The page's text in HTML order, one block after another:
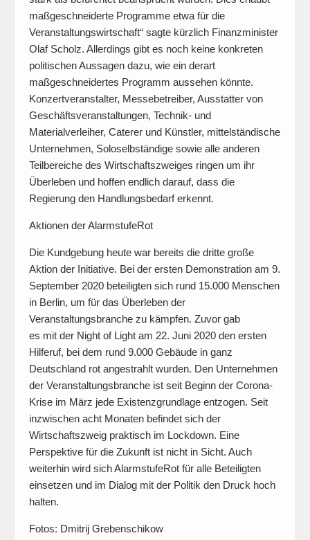
maßgeschneiderte Programme etwa für die
Veranstaltungswirtschaft“ sagte kürzlich Finanzminister
Olaf Scholz. Allerdings gibt es noch keine konkreten
politischen Aussagen dazu, wie ein derart
maßgeschneidertes Programm aussehen könnte.
Konzertveranstalter, Messebetreiber, Ausstatter von
Geschäftsveranstaltungen, Technik- und
Materialverleiher, Caterer und Künstler, mittelständische
Unternehmen, Soloselbständige sowie alle anderen
Teilbereiche des Wirtschaftszweiges ringen um ihr
Überleben und hoffen endlich darauf, dass die
Regierung den Handlungsbedarf erkennt.
Aktionen der AlarmstufeRot
Die Kundgebung heute war bereits die dritte große
Aktion der Initiative. Bei der ersten Demonstration am 9.
September 2020 beteiligten sich rund 15.000 Menschen
in Berlin, um für das Überleben der
Veranstaltungsbranche zu kämpfen. Zuvor gab
es mit der Night of Light am 22. Juni 2020 den ersten
Hilferuf, bei dem rund 9.000 Gebäude in ganz
Deutschland rot angestrahlt wurden. Den Unternehmen
der Veranstaltungsbranche ist seit Beginn der Corona-
Krise im März jede Existenzgrundlage entzogen. Seit
inzwischen acht Monaten befindet sich der
Wirtschaftszweig praktisch im Lockdown. Eine
Perspektive für die Zukunft ist nicht in Sicht. Auch
weiterhin wird sich AlarmstufeRot für alle Beteiligten
einsetzen und im Dialog mit der Politik den Druck hoch
halten.
Fotos: Dmitrij Grebenschikow